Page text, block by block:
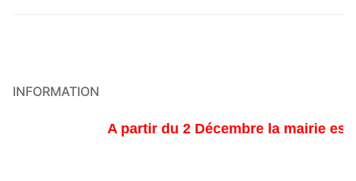
INFORMATION
A partir du 2 Décembre la mairie est